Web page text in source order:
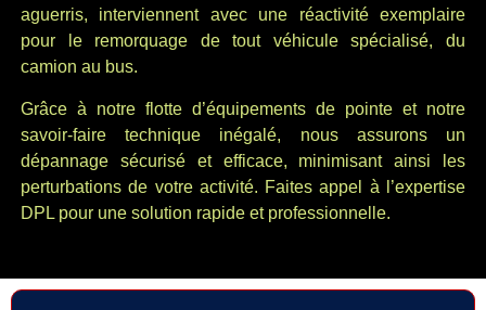
aguerris, interviennent avec une réactivité exemplaire
pour le remorquage de tout véhicule spécialisé, du
camion au bus.
Grâce à notre flotte d’équipements de pointe et notre
savoir-faire technique inégalé, nous assurons un
dépannage sécurisé et efficace, minimisant ainsi les
perturbations de votre activité. Faites appel à l’expertise
DPL pour une solution rapide et professionnelle.